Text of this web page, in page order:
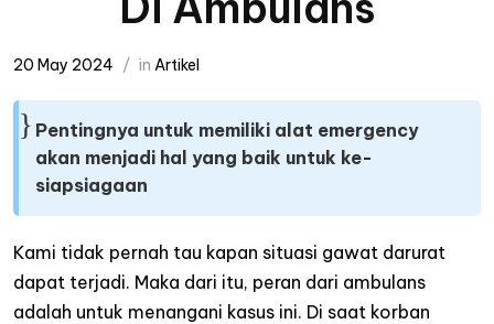
20 May 2024 in Artikel
Pentingnya untuk memiliki alat emergency
akan menjadi hal yang baik untuk ke-
siapsiagaan
Kami tidak pernah tau kapan situasi gawat darurat
dapat terjadi. Maka dari itu, peran dari ambulans
adalah untuk menangani kasus ini. Di saat korban